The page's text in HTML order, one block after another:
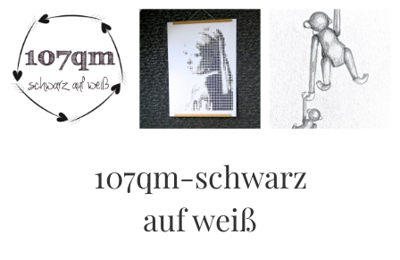
content
107qm-schwarz
auf weiß